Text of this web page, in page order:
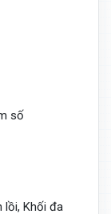
số
lồi, Khối đa